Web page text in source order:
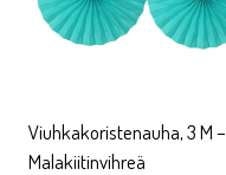
Viuhkakoristenauha, 3 M –
Malakiitinvihreä